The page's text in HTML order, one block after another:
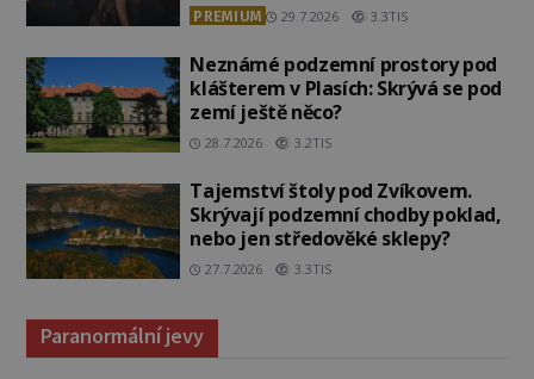
PREMIUM 29.7.2026 3.3TIS
Neznámé podzemní prostory pod
klášterem v Plasích: Skrývá se pod
zemí ještě něco?
28.7.2026 3.2TIS
Tajemství štoly pod Zvíkovem.
Skrývají podzemní chodby poklad,
nebo jen středověké sklepy?
27.7.2026 3.3TIS
Paranormální jevy